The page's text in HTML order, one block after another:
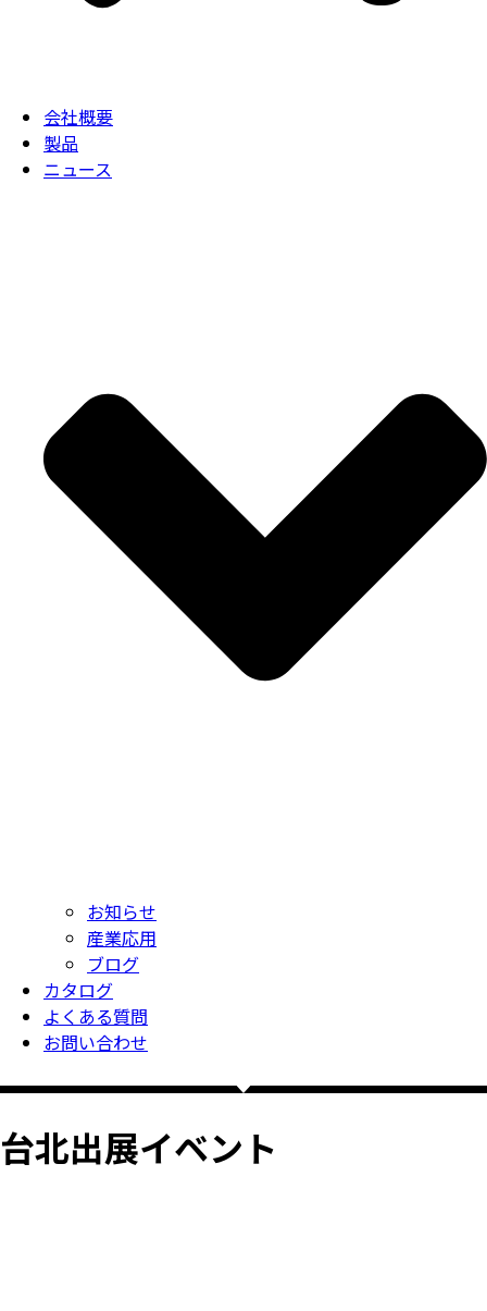
会社概要
製品
ニュース
お知らせ
産業応用
ブログ
カタログ
よくある質問
お問い合わせ
台北出展イベント